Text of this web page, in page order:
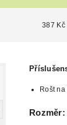
387 Kč
Rošt
Rozměr: